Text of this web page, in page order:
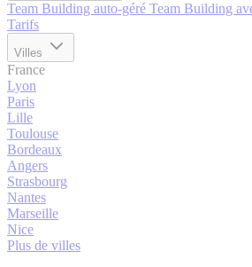
Team Building auto-géré Team Building
Tarifs
Villes
France
Lyon
Paris
Lille
Toulouse
Bordeaux
Angers
Strasbourg
Nantes
Marseille
Nice
Plus de villes